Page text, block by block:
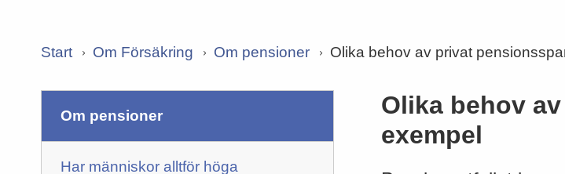
Start Om Försäkring Om pensioner Olika behov av privat
om pensioner
Har människor alltför höga
Olika behov
exempel